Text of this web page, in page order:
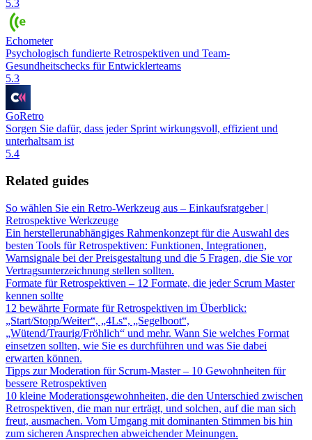
5.3
Echometer
Psychologisch fundierte Retrospektiven und Team-
Gesundheitschecks für Entwicklerteams
5.3
GoRetro
Sorgen Sie dafür, dass jeder Sprint wirkungsvoll, effizient und
unterhaltsam ist
5.4
Related guides
So wählen Sie ein Retro-Werkzeug aus – Einkaufsratgeber |
Retrospektive Werkzeuge
Ein herstellerunabhängiges Rahmenkonzept für die Auswahl des
besten Tools für Retrospektiven: Funktionen, Integrationen,
Warnsignale bei der Preisgestaltung und die 5 Fragen, die Sie vor
Vertragsunterzeichnung stellen sollten.
Formate für Retrospektiven – 12 Formate, die jeder Scrum Master
kennen sollte
12 bewährte Formate für Retrospektiven im Überblick:
„Start/Stopp/Weiter“, „4Ls“, „Segelboot“,
„Wütend/Traurig/Fröhlich“ und mehr. Wann Sie welches Format
einsetzen sollten, wie Sie es durchführen und was Sie dabei
erwarten können.
Tipps zur Moderation für Scrum-Master – 10 Gewohnheiten für
bessere Retrospektiven
10 kleine Moderationsgewohnheiten, die den Unterschied zwischen
Retrospektiven, die man nur erträgt, und solchen, auf die man sich
freut, ausmachen. Vom Umgang mit dominanten Stimmen bis hin
zum sicheren Ansprechen abweichender Meinungen.